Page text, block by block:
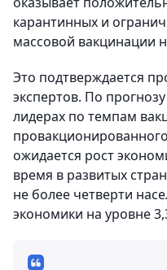
карантинных и
массовой вакцинации
Это подтверждается
экспертов. По
лидерах по темпам
ожидается рост
время в развитых
не более четверти
экономики на уровне